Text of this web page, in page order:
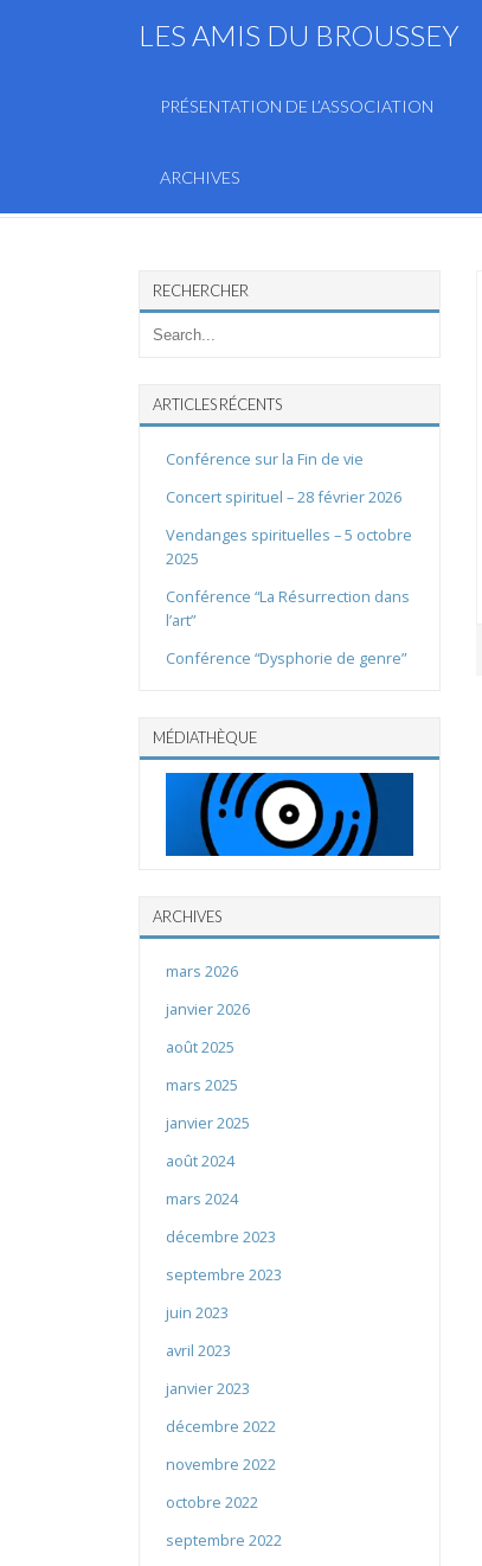
LES AMIS DU BROUSSEY
PRÉSENTATION DE L’ASSOCIATION
ARCHIVES
RECHERCHER
ARTICLES RÉCENTS
Conférence sur la Fin de vie
Concert spirituel – 28 février 2026
Vendanges spirituelles – 5 octobre
2025
Conférence “La Résurrection dans
l’art”
Conférence “Dysphorie de genre”
MÉDIATHÈQUE
ARCHIVES
mars 2026
janvier 2026
août 2025
mars 2025
janvier 2025
août 2024
mars 2024
décembre 2023
septembre 2023
juin 2023
avril 2023
janvier 2023
décembre 2022
novembre 2022
octobre 2022
septembre 2022